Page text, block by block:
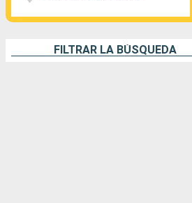
FILTRAR LA BÚSQUEDA